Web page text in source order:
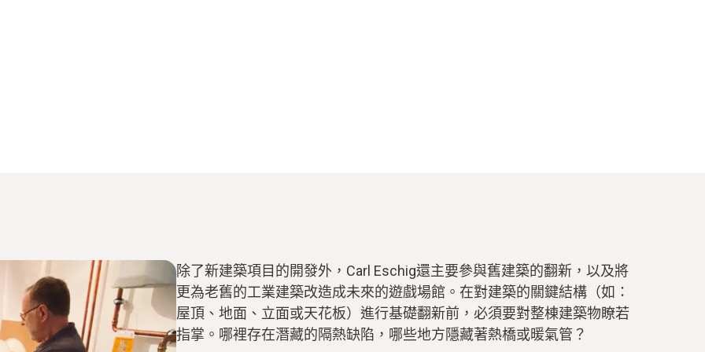
除了新建築項目的開發外，Carl Eschig還主要參與舊建築的翻新，以及將
更為老舊的工業建築改造成未來的遊戲場館。在對建築的關鍵結構（如：
屋頂、地面、立面或天花板）進行基礎翻新前，必須要對整棟建築物瞭若
指掌。哪裡存在潛藏的隔熱缺陷，哪些地方隱藏著熱橋或暖氣管？